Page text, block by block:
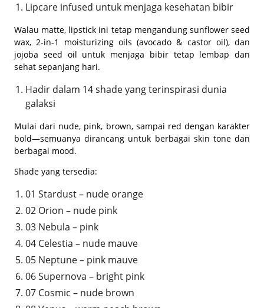
Lipcare infused untuk menjaga kesehatan bibir
Walau matte, lipstick ini tetap mengandung sunflower seed
wax, 2-in-1 moisturizing oils (avocado & castor oil), dan
jojoba seed oil untuk menjaga bibir tetap lembap dan
sehat sepanjang hari.
Hadir dalam 14 shade yang terinspirasi dunia
galaksi
Mulai dari nude, pink, brown, sampai red dengan karakter
bold—semuanya dirancang untuk berbagai skin tone dan
berbagai mood.
Shade yang tersedia:
01 Stardust – nude orange
02 Orion – nude pink
03 Nebula – pink
04 Celestia – nude mauve
05 Neptune – pink mauve
06 Supernova – bright pink
07 Cosmic – nude brown